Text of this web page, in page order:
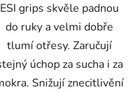
ESI grips skvěle padnou
do ruky a velmi dobře
tlumí otřesy. Zaručují
úchop za sucha i za
Snižují znecitlivění